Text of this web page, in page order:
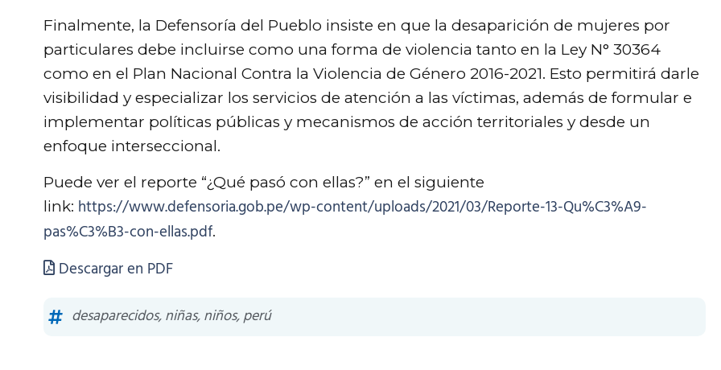
Finalmente, la Defensoría del Pueblo insiste en que la desaparición de mujeres por
particulares debe incluirse como una forma de violencia tanto en la Ley N° 30364
como en el Plan Nacional Contra la Violencia de Género 2016-2021. Esto permitirá darle
visibilidad y especializar los servicios de atención a las víctimas, además de formular e
implementar políticas públicas y mecanismos de acción territoriales y desde un
enfoque interseccional.
Puede ver el reporte “¿Qué pasó con ellas?” en el siguiente
link: https://www.defensoria.gob.pe/wp-content/uploads/2021/03/Reporte-13-Qu%C3%A9-
pas%C3%B3-con-ellas.pdf.
Descargar en PDF
desaparecidos,niñas,niños,perú